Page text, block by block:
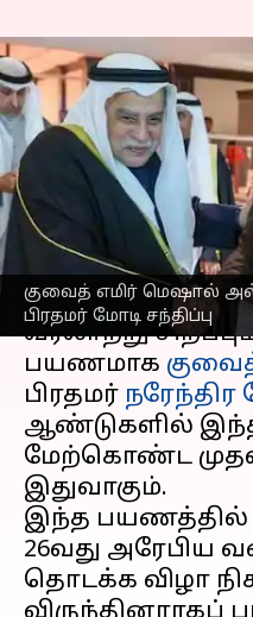
குவைத் எமிர் மெஷால்
பிரதமர் மோடி சந்திப்பு
குவைத்
அல்-
ஜாபருடன்
நரேந்திர
எழுதியவர் Sekar Chinnappan
செய்தி முன்னோட்டம்
வரலாற்று
பயணமாக
பிரதமர் நரேந்திர
ஆண்டுகளில்
மேற்கொண்ட
இதுவாகும்.
இந்த பயணத்தில்
26வது அரேபிய
தொடக்க விழா